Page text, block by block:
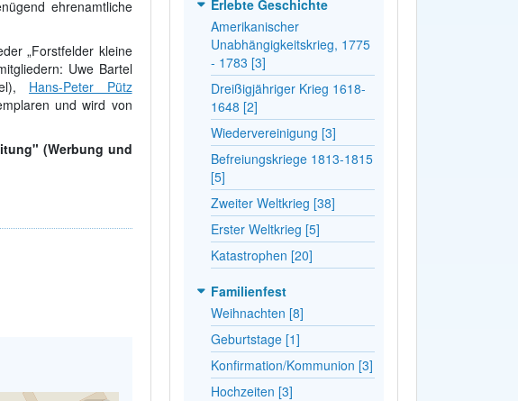
ehrenamtliche
„Forstfelder kleine
Uwe Bartel
Hans-Peter Pütz
und wird von
(Werbung und
Erlebte Geschichte
Amerikanischer
Unabhängigkeitskrieg, 1775
- 1783 [3]
Dreißigjähriger Krieg 1618-
1648 [2]
Wiedervereinigung [3]
Befreiungskriege 1813-1815
[5]
Zweiter Weltkrieg [38]
Erster Weltkrieg [5]
Katastrophen [20]
Familienfest
Weihnachten [8]
Geburtstage [1]
Konfirmation/Kommunion [3]
Hochzeiten [3]